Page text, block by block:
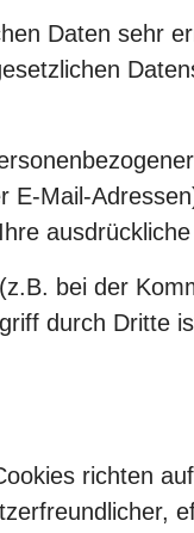
Daten sehr
E-Mail-
bei der
durch Dritte
richten